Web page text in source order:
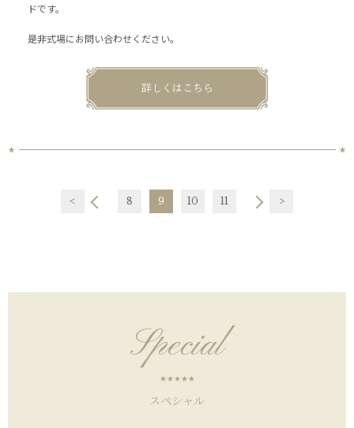
ドです。
是非式場にお問い合わせください。
詳しくはこちら
< 8 9 10 11 >
Special
スペシャル